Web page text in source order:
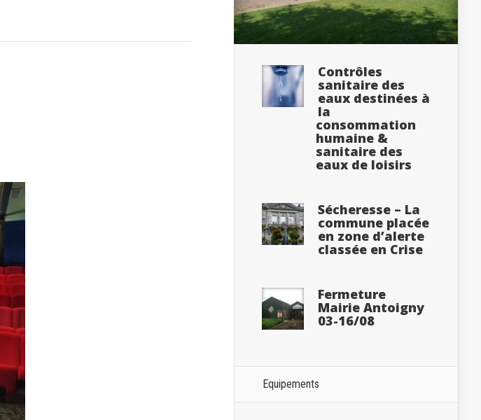
Contrôles
sanitaire des
eaux destinées à
la
consommation
humaine &
sanitaire des
eaux de loisirs
Sécheresse – La
commune placée
en zone d’alerte
classée en Crise
Fermeture
Mairie Antoigny
03-16/08
Equipements